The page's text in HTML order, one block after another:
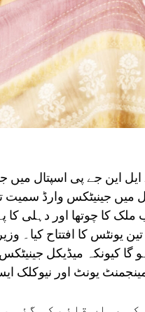
این جے پی اسپتال میں
میں جینیٹکس وارڈ سمیت
ملک کا چوتھا اور دہلی کا
یونٹس کا افتتاح کیا۔
کیونکہ میڈیکل جینیٹکس